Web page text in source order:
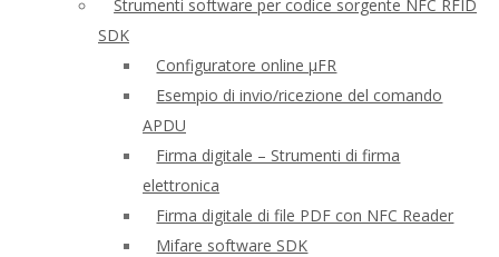
Strumenti software per codice sorgente NFC RFID
SDK
Configuratore online μFR
Esempio di invio/ricezione del comando
APDU
Firma digitale – Strumenti di firma
elettronica
Firma digitale di file PDF con NFC Reader
Mifare software SDK